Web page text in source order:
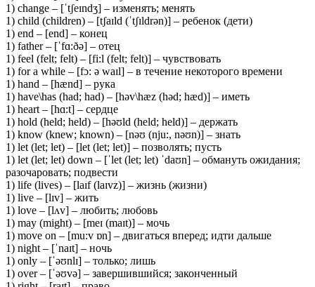
1) change – [ˈtʃeɪndʒ] – изменять; менять
1) child (children) – [tʃaɪld (ˈtʃɪldrən)] – ребенок (дети)
1) end – [end] – конец
1) father – [ˈfɑ:ðə] – отец
1) feel (felt; felt) – [fi:l (felt; felt)] – чувствовать
1) for a while – [fɔ: ə waɪl] – в течение некоторого времени
1) hand – [hænd] – рука
1) have\has (had; had) – [həv\hæz (həd; hæd)] – иметь
1) heart – [hɑ:t] – сердце
1) hold (held; held) – [həʊld (held; held)] – держать
1) know (knew; known) – [nəʊ (nju:, nəʊn)] – знать
1) let (let; let) – [let (let; let)] – позволять; пусть
1) let (let; let) down – [ˈlet (let; let) ˈdaʊn] – обмануть ожидания;
разочаровать; подвести
1) life (lives) – [laɪf (laɪvz)] – жизнь (жизни)
1) live – [lɪv] – жить
1) love – [lʌv] – любить; любовь
1) may (might) – [meɪ (maɪt)] – мочь
1) move on – [mu:v ɒn] – двигаться вперед; идти дальше
1) night – [ˈnaɪt] – ночь
1) only – [ˈəʊnlɪ] – только; лишь
1) over – [ˈəʊvə] – завершившийся; законченный